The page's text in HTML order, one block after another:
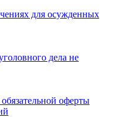
для осужденных
дела не
оферты